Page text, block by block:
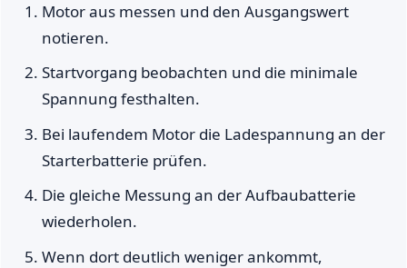
Motor aus messen und den Ausgangswert
notieren.
Startvorgang beobachten und die minimale
Spannung festhalten.
Bei laufendem Motor die Ladespannung an der
Starterbatterie prüfen.
Die gleiche Messung an der Aufbaubatterie
wiederholen.
Wenn dort deutlich weniger ankommt,